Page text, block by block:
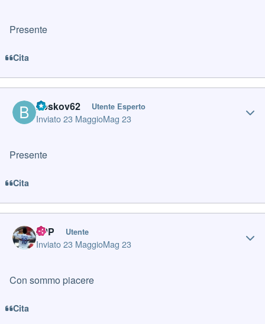
Presente
Cita
boskov62 Utente Esperto
Inviato23 MaggioMag 23
Presente
Cita
JPP Utente
Inviato23 MaggioMag 23
Con sommo piacere
Cita